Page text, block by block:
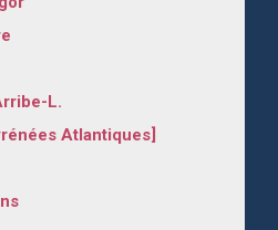
L.
Atlantiques]